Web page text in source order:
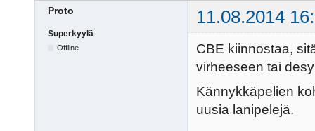
Proto 11.08.2014
Superkyylä
Offline
CBE kiinnostaa,
virheeseen tai
Kännykkäpelien
uusia lanipelejä.